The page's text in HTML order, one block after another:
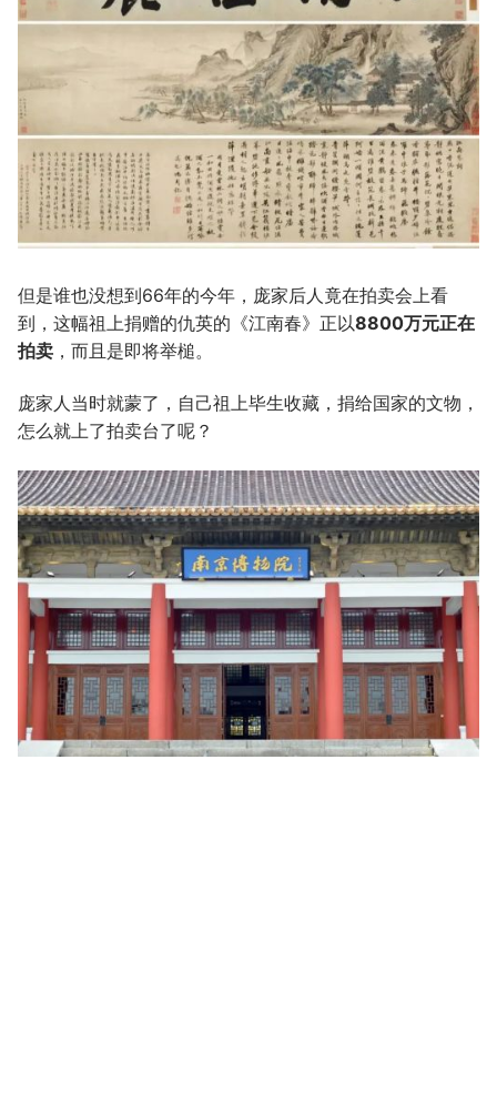
但是谁也没想到66年的今年，庞家后人竟在拍卖会上看
到，这幅祖上捐赠的仇英的《江南春》正以8800万元正在
拍卖 ，而且是即将举槌。
庞家人当时就蒙了，自己祖上毕生收藏，捐给国家的文物，
怎么就上了拍卖台了呢？